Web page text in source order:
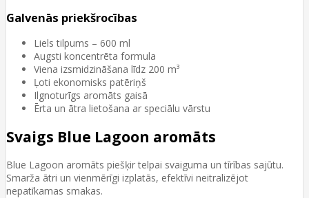
Galvenās priekšrocības
Liels tilpums – 600 ml
Augsti koncentrēta formula
Viena izsmidzināšana līdz 200 m³
Ļoti ekonomisks patēriņš
Ilgnoturīgs aromāts gaisā
Ērta un ātra lietošana ar speciālu vārstu
Svaigs Blue Lagoon aromāts
Blue Lagoon aromāts piešķir telpai svaiguma un tīrības sajūtu.
Smarža ātri un vienmērīgi izplatās, efektīvi neitralizējot
nepatīkamas smakas.